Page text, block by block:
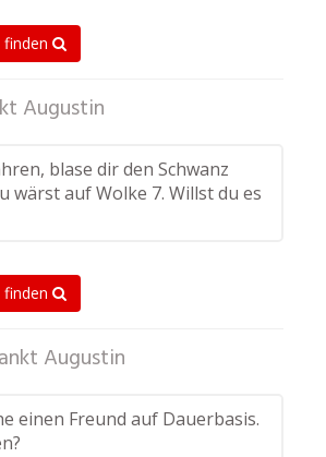
Augustin
blase dir den Schwanz
wärst auf Wolke 7. Willst du es
Augustin
einen Freund auf Dauerbasis.